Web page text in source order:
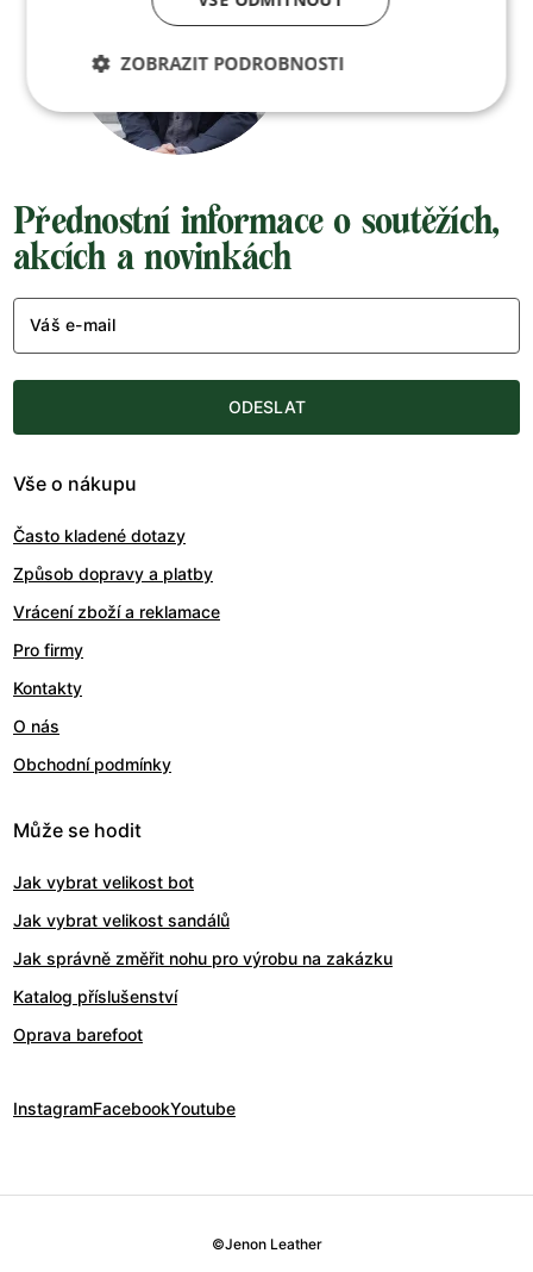
Jan Pančocha
+420 770 669 100
Přednostní informace o soutěžích,
akcích a novinkách
Váš e-mail
ODESLAT
Vše o nákupu
Často kladené dotazy
Způsob dopravy a platby
Vrácení zboží a reklamace
Pro firmy
Kontakty
O nás
Obchodní podmínky
Může se hodit
Jak vybrat velikost bot
Jak vybrat velikost sandálů
Jak správně změřit nohu pro výrobu na zakázku
Katalog příslušenství
Oprava barefoot
InstagramFacebookYoutube
©Jenon Leather
ZOBRAZIT PODROBNOSTI